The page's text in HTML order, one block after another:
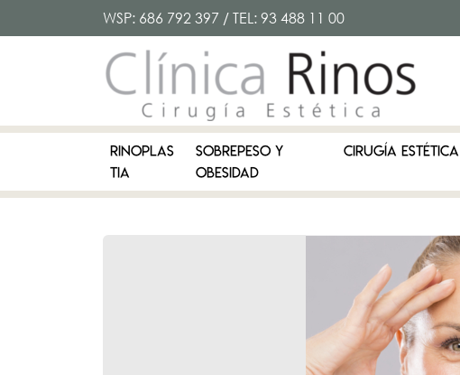
WSP: 686 792 397 / TEL:93 488 11 00
RINOPLAS
TIA
SOBREPESO Y
OBESIDAD
CIRUGÍA ESTÉTICA